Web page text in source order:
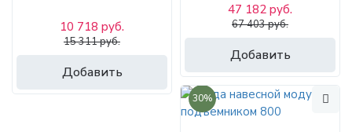
Добавить
10 718 руб.
15 311 руб.
Добавить
47 182 руб.
67 403 руб.
30%